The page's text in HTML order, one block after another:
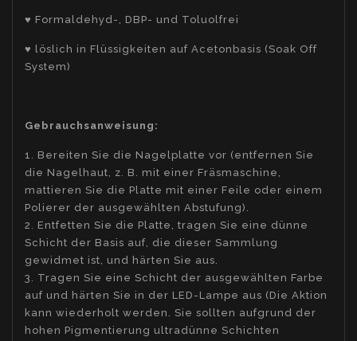
♥ Formaldehyd-, DBP- und Toluolfrei
♥ löslich in Flüssigkeiten auf Acetonbasis (Soak Off
System)
Gebrauchsanweisung:
1. Bereiten Sie die Nagelplatte vor (entfernen Sie
die Nagelhaut, z. B. mit einer Fräsmaschine,
mattieren Sie die Platte mit einer Feile oder einem
Polierer der ausgewählten Abstufung).
2. Entfetten Sie die Platte, tragen Sie eine dünne
Schicht der Basis auf, die dieser Sammlung
gewidmet ist, und härten Sie aus.
3. Tragen Sie eine Schicht der ausgewählten Farbe
auf und härten Sie in der LED-Lampe aus (Die Aktion
kann wiederholt werden. Sie sollten aufgrund der
hohen Pigmentierung ultradünne Schichten